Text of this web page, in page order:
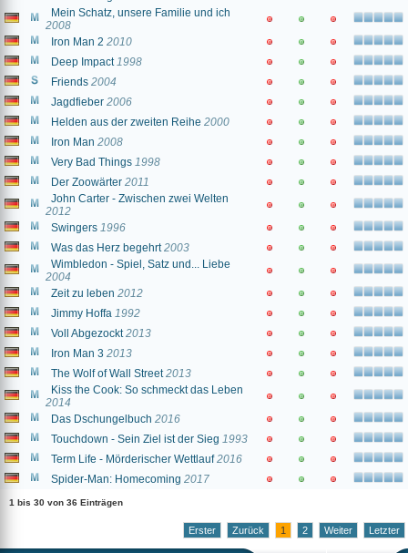
Mein Schatz, unsere Familie und ich
2008
Iron Man 2 2010
Deep Impact 1998
Friends 2004
Jagdfieber 2006
Helden aus der zweiten Reihe 2000
Iron Man 2008
Very Bad Things 1998
Der Zoowärter 2011
John Carter - Zwischen zwei Welten
2012
Swingers 1996
Was das Herz begehrt 2003
Wimbledon - Spiel, Satz und... Liebe
2004
Zeit zu leben 2012
Jimmy Hoffa 1992
Voll Abgezockt 2013
Iron Man 3 2013
The Wolf of Wall Street 2013
Kiss the Cook: So schmeckt das Leben
2014
Das Dschungelbuch 2016
Touchdown - Sein Ziel ist der Sieg 1993
Term Life - Mörderischer Wettlauf 2016
Spider-Man: Homecoming 2017
1 bis 30 von 36 Einträgen
Erster Zurück 1 2 Weiter Letzter